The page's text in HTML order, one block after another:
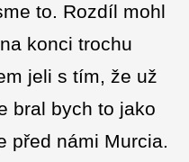
to. Rozdíl mohl
konci trochu
jeli s tím, že už
bral bych to jako
před námi Murcia.